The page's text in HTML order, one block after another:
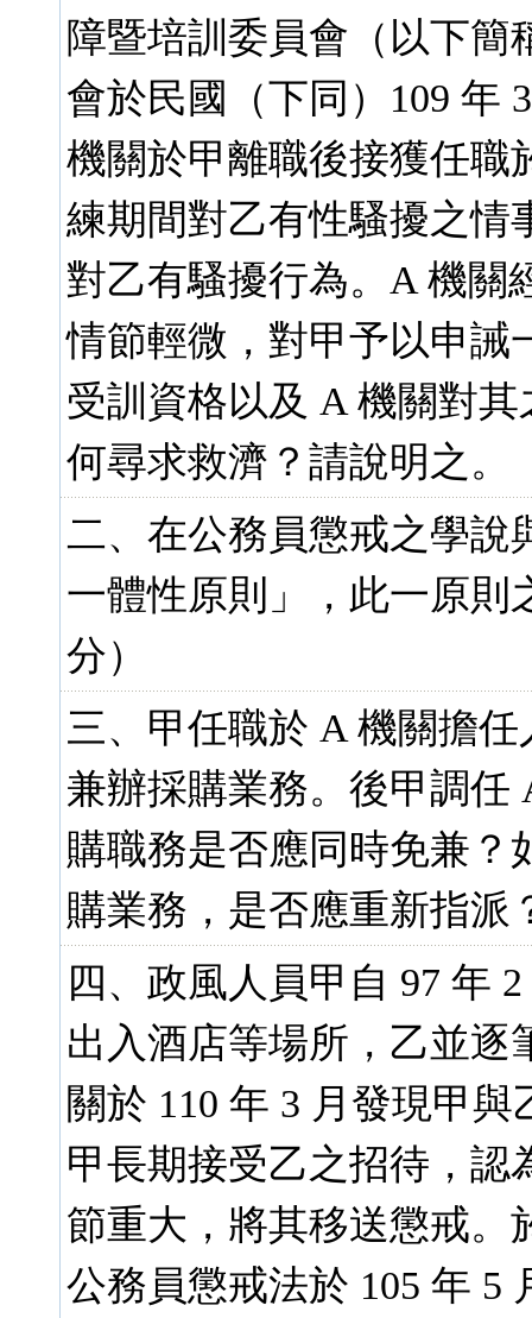
障暨培訓委員會（以下簡
會於民國（下同）109 年
機關於甲離職後接獲任職
練期間對乙有性騷擾之情
對乙有騷擾行為。A 機關
情節輕微，對甲予以申誡
受訓資格以及 A 機關對
何尋求救濟？請說明之。
二、在公務員懲戒之學說
一體性原則」，此一原則
分）
三、甲任職於 A 機關擔
兼辦採購業務。後甲調任
購職務是否應同時免兼？
購業務，是否應重新指派
四、政風人員甲自 97 年
出入酒店等場所，乙並逐
關於 110 年 3 月發現甲
甲長期接受乙之招待，認
節重大，將其移送懲戒。
公務員懲戒法於 105 年 5